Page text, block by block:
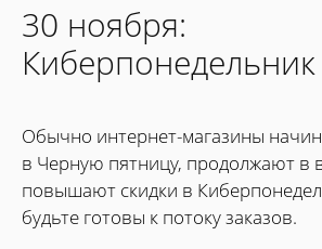
30 ноября:
Киберпонедельник
Обычно интернет-магазины
в Черную пятницу, продолжают в
повышают скидки в
будьте готовы к потоку заказов.